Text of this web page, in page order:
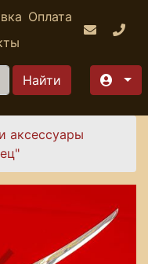
Оплата
аксессуары